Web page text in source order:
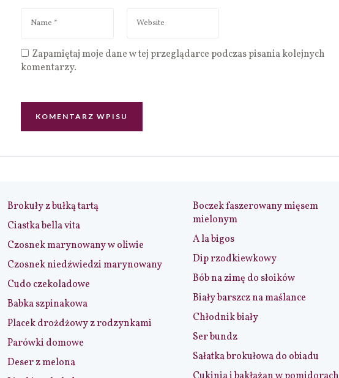
Zapamiętaj moje dane w tej przeglądarce podczas pisania kolejnych
komentarzy.
Brokuły z bułką tartą
Ciastka bella vita
Czosnek marynowany w oliwie
Czosnek niedźwiedzi marynowany
Cudo czekoladowe
Babka szpinakowa
Placek drożdżowy z rodzynkami
Parówki domowe
Deser z melona
Boczek faszerowany mięsem
mielonym
A la bigos
Dip rzodkiewkowy
Bób na zimę do słoików
Biały barszcz na maślance
Chłodnik biały
Ser bundz
Sałatka brokułowa do obiadu